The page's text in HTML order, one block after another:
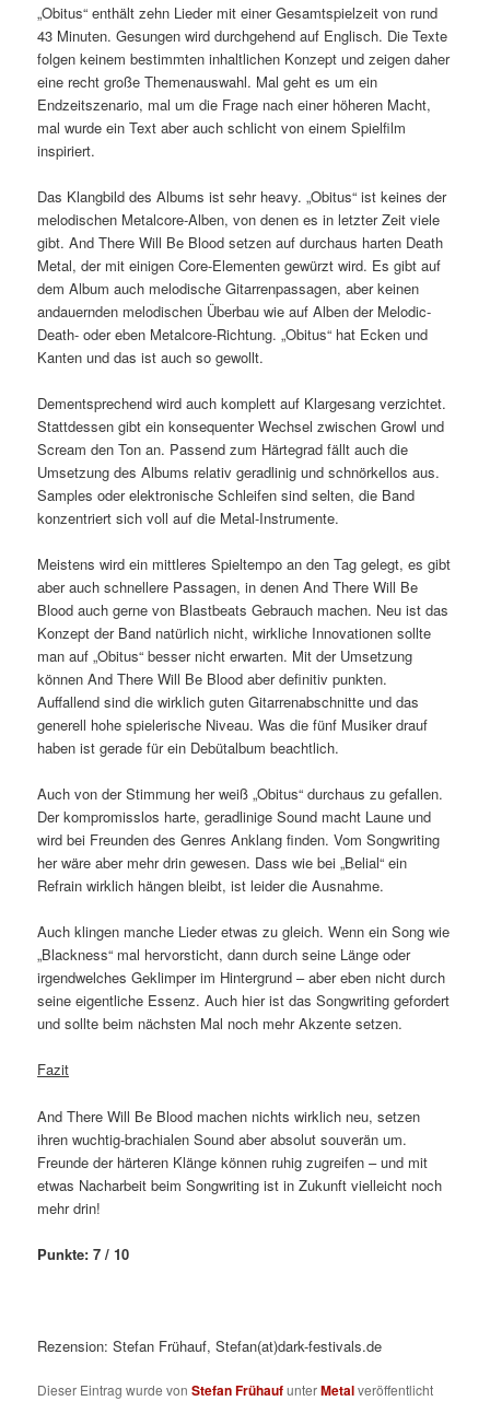
„Obitus“ enthält zehn Lieder mit einer Gesamtspielzeit von rund
43 Minuten. Gesungen wird durchgehend auf Englisch. Die Texte
folgen keinem bestimmten inhaltlichen Konzept und zeigen daher
eine recht große Themenauswahl. Mal geht es um ein
Endzeitszenario, mal um die Frage nach einer höheren Macht,
mal wurde ein Text aber auch schlicht von einem Spielfilm
inspiriert.
Das Klangbild des Albums ist sehr heavy. „Obitus“ ist keines der
melodischen Metalcore-Alben, von denen es in letzter Zeit viele
gibt. And There Will Be Blood setzen auf durchaus harten Death
Metal, der mit einigen Core-Elementen gewürzt wird. Es gibt auf
dem Album auch melodische Gitarrenpassagen, aber keinen
andauernden melodischen Überbau wie auf Alben der Melodic-
Death- oder eben Metalcore-Richtung. „Obitus“ hat Ecken und
Kanten und das ist auch so gewollt.
Dementsprechend wird auch komplett auf Klargesang verzichtet.
Stattdessen gibt ein konsequenter Wechsel zwischen Growl und
Scream den Ton an. Passend zum Härtegrad fällt auch die
Umsetzung des Albums relativ geradlinig und schnörkellos aus.
Samples oder elektronische Schleifen sind selten, die Band
konzentriert sich voll auf die Metal-Instrumente.
Meistens wird ein mittleres Spieltempo an den Tag gelegt, es gibt
aber auch schnellere Passagen, in denen And There Will Be
Blood auch gerne von Blastbeats Gebrauch machen. Neu ist das
Konzept der Band natürlich nicht, wirkliche Innovationen sollte
man auf „Obitus“ besser nicht erwarten. Mit der Umsetzung
können And There Will Be Blood aber definitiv punkten.
Auffallend sind die wirklich guten Gitarrenabschnitte und das
generell hohe spielerische Niveau. Was die fünf Musiker drauf
haben ist gerade für ein Debütalbum beachtlich.
Auch von der Stimmung her weiß „Obitus“ durchaus zu gefallen.
Der kompromisslos harte, geradlinige Sound macht Laune und
wird bei Freunden des Genres Anklang finden. Vom Songwriting
her wäre aber mehr drin gewesen. Dass wie bei „Belial“ ein
Refrain wirklich hängen bleibt, ist leider die Ausnahme.
Auch klingen manche Lieder etwas zu gleich. Wenn ein Song wie
„Blackness“ mal hervorsticht, dann durch seine Länge oder
irgendwelches Geklimper im Hintergrund – aber eben nicht durch
seine eigentliche Essenz. Auch hier ist das Songwriting gefordert
und sollte beim nächsten Mal noch mehr Akzente setzen.
Fazit
And There Will Be Blood machen nichts wirklich neu, setzen
ihren wuchtig-brachialen Sound aber absolut souverän um.
Freunde der härteren Klänge können ruhig zugreifen – und mit
etwas Nacharbeit beim Songwriting ist in Zukunft vielleicht noch
mehr drin!
Punkte: 7 / 10
Rezension: Stefan Frühauf, Stefan(at)dark-festivals.de
Dieser Eintrag wurde vonStefan FrühaufunterMetalveröffentlicht